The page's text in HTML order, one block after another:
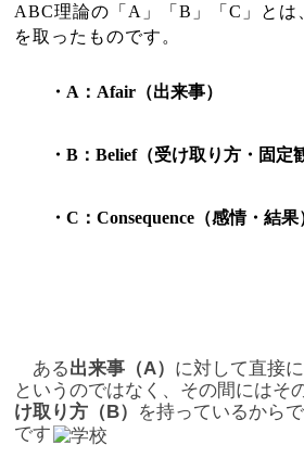
ABC理論の「 A 」「B 」「C 」と
を取ったものです。
・A ： Afair （出来事）
・B ：Belief（受け取り方・固定
・C ：Consequence （感情・結果
ある出来事（A） に対して直接に
というのではなく、その間にはそ
け取り方（ B） を持っているから
です